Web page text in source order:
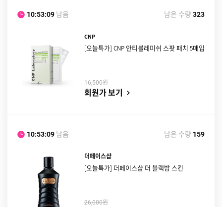
10:53:08 남음 남은 수량 323
CNP
[오늘특가] CNP 안티블레미쉬 스팟 패치 5매입
16,500원
회원가 보기
10:53:08 남음 남은 수량 159
더페이스샵
[오늘특가] 더페이스샵 더 블랙밤 스킨
26,000원